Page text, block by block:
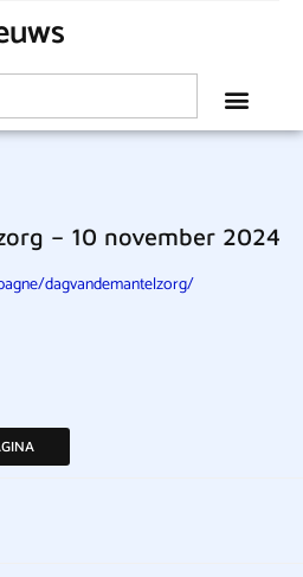
– 10 november 2024
dagvandemantelzorg/